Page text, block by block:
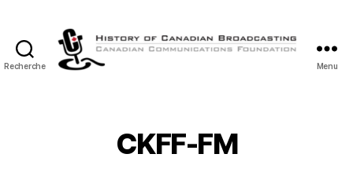
Recherche
Radiodiffusion
Canadienne
Menu
CKFF-FM